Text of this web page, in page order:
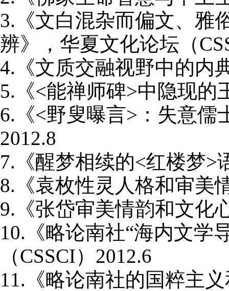
3. 《文白混杂而偏文、
辨》，华夏文化论坛（
4. 《文质交融视野中的
5. 《<能禅师碑>中隐现的
6. 《<野叟曝言> ：失意
2012.8
7. 《醒梦相续的<红楼梦>
8. 《袁枚性灵人格和审美
9. 《张岱审美情韵和文
10. 《略论南社“海内文
（CSSCI） 2012.6
11. 《略论南社的国粹主